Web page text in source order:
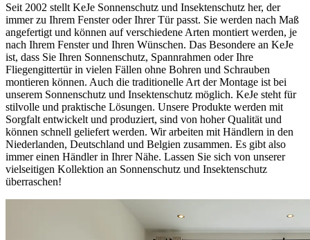
Seit 2002 stellt KeJe Sonnenschutz und Insektenschutz her, der
immer zu Ihrem Fenster oder Ihrer Tür passt. Sie werden nach Maß
angefertigt und können auf verschiedene Arten montiert werden, je
nach Ihrem Fenster und Ihren Wünschen. Das Besondere an KeJe
ist, dass Sie Ihren Sonnenschutz, Spannrahmen oder Ihre
Fliegengittertür in vielen Fällen ohne Bohren und Schrauben
montieren können. Auch die traditionelle Art der Montage ist bei
unserem Sonnenschutz und Insektenschutz möglich. KeJe steht für
stilvolle und praktische Lösungen. Unsere Produkte werden mit
Sorgfalt entwickelt und produziert, sind von hoher Qualität und
können schnell geliefert werden. Wir arbeiten mit Händlern in den
Niederlanden, Deutschland und Belgien zusammen. Es gibt also
immer einen Händler in Ihrer Nähe. Lassen Sie sich von unserer
vielseitigen Kollektion an Sonnenschutz und Insektenschutz
überraschen!